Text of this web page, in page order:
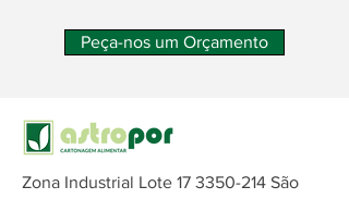
Peça-nos um Orçamento
Zona Industrial Lote 17 3350-214 São